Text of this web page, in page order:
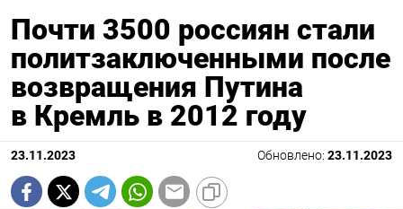
Почти 3500 россиян стали
политзаключенными после
возвращения Путина
в Кремль в 2012 году
23.11.2023 Обновлено: 23.11.2023